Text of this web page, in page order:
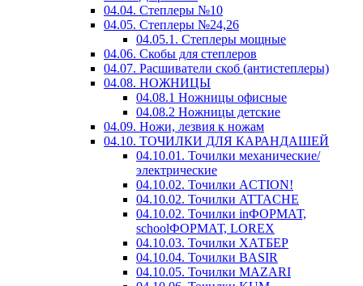
04.04. Степлеры №10
04.05. Степлеры №24,26
04.05.1. Степлеры мощные
04.06. Скобы для степлеров
04.07. Расшиватели скоб (антистеплеры)
04.08. НОЖНИЦЫ
04.08.1 Ножницы офисные
04.08.2 Ножницы детские
04.09. Ножи, лезвия к ножам
04.10. ТОЧИЛКИ ДЛЯ КАРАНДАШЕЙ
04.10.01. Точилки механические/
электрические
04.10.02. Точилки ACTION!
04.10.02. Точилки ATTACHE
04.10.02. Точилки inФОРМАТ,
schoolФОРМАТ, LOREX
04.10.03. Точилки ХАТБЕР
04.10.04. Точилки BASIR
04.10.05. Точилки MAZARI